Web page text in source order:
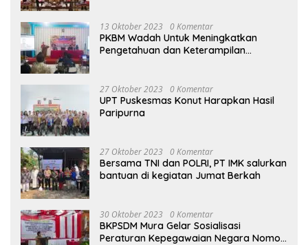
13 Oktober 2023 0 Komentar
PKBM Wadah Untuk Meningkatkan
Pengetahuan dan Keterampilan
27 Oktober 2023 0 Komentar
UPT Puskesmas Konut Harapkan Hasil
Paripurna
27 Oktober 2023 0 Komentar
Bersama TNI dan POLRI, PT IMK salurkan
bantuan di kegiatan Jumat Berkah
30 Oktober 2023 0 Komentar
BKPSDM Mura Gelar Sosialisasi
Peraturan Kepegawaian Negara Nomor